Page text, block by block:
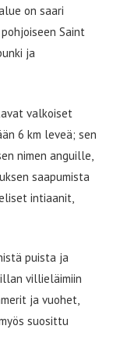
on saari
Saint
ja
valkoiset
6 km leveä; sen
nimen anguille,
saapumista
intiaanit,
puista ja
villieläimiin
ja vuohet,
suosittu